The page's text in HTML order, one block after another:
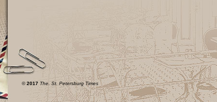
©2017 The. St. Petersburg Times